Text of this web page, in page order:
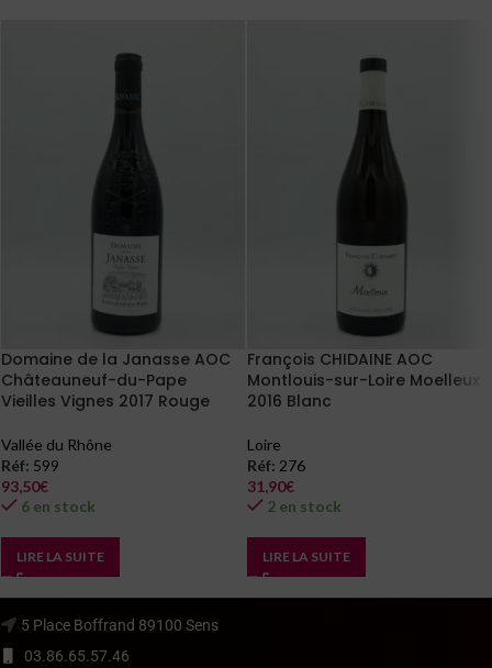
Domaine de la Janasse AOC
Châteauneuf-du-Pape
Vieilles Vignes 2017 Rouge
Vallée du Rhône
Réf: 599
93,50€
6 en stock
LIRE LA SUITE
François CHIDAINE AOC
Montlouis-sur-Loire Moelleux
2016 Blanc
Loire
Réf: 276
31,90€
2 en stock
LIRE LA SUITE
5 Place Boffrand 89100 Sens
03.86.65.57.46